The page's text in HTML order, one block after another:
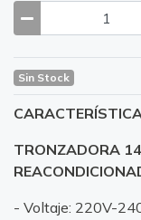
Sin Stock
TRONZADORA
- Voltaje: 220V-